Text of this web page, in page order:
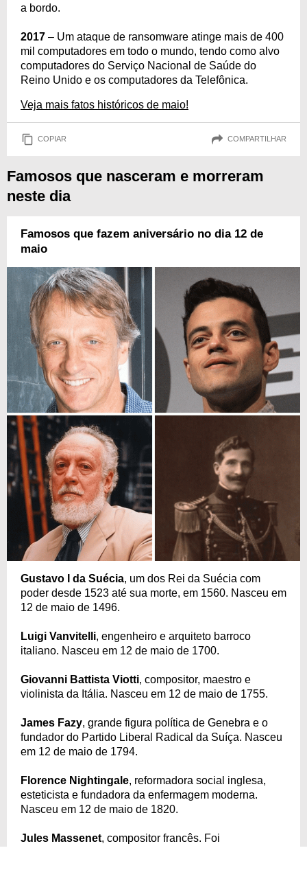
a bordo.
2017 – Um ataque de ransomware atinge mais de 400
mil computadores em todo o mundo, tendo como alvo
computadores do Serviço Nacional de Saúde do
Reino Unido e os computadores da Telefônica.
Veja mais fatos históricos de maio!
COPIAR COMPARTILHAR
Famosos que nasceram e morreram
neste dia
Famosos que fazem aniversário no dia 12 de
maio
Gustavo I da Suécia, um dos Rei da Suécia com
poder desde 1523 até sua morte, em 1560. Nasceu em
12 de maio de 1496.
Luigi Vanvitelli, engenheiro e arquiteto barroco
italiano. Nasceu em 12 de maio de 1700.
Giovanni Battista Viotti, compositor, maestro e
violinista da Itália. Nasceu em 12 de maio de 1755.
James Fazy, grande figura política de Genebra e o
fundador do Partido Liberal Radical da Suíça. Nasceu
em 12 de maio de 1794.
Florence Nightingale, reformadora social inglesa,
esteticista e fundadora da enfermagem moderna.
Nasceu em 12 de maio de 1820.
Jules Massenet, compositor francês. Foi